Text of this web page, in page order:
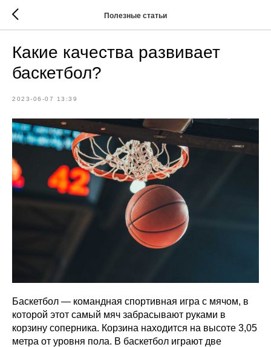
Полезные статьи
Какие качества развивает
баскетбол?
2023-06-07 13:39
Баскетбол — командная спортивная игра с мячом, в
которой этот самый мяч забрасывают руками в
корзину соперника. Корзина находится на высоте 3,05
метра от уровня пола. В баскетбол играют две